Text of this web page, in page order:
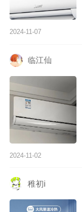
2024-11-07
临江仙
2024-11-02
稚初i